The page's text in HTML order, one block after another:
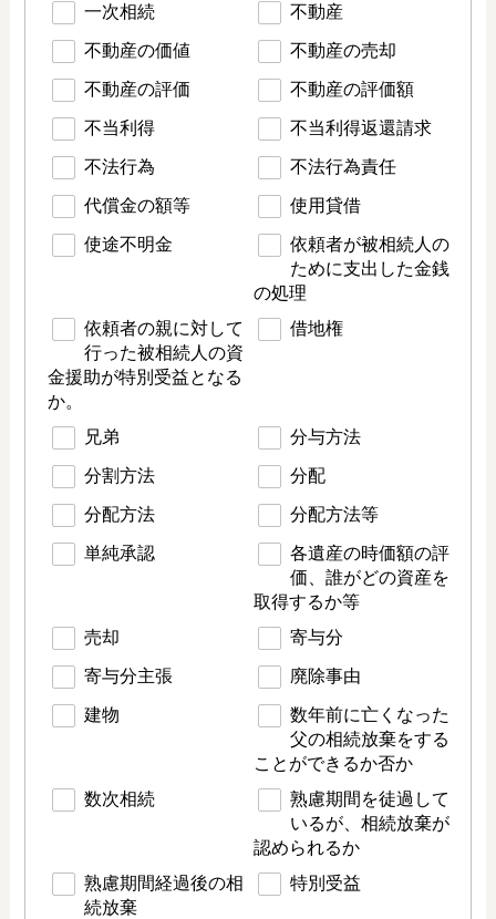
一次相続 不動産
不動産の価値 不動産の売却
不動産の評価 不動産の評価額
不当利得 不当利得返還請求
不法行為 不法行為責任
代償金の額等 使用貸借
使途不明金
依頼者が被相続人の
ために支出した金銭
の処理
依頼者の親に対して
行った被相続人の資
金援助が特別受益となる
か。
借地権
兄弟 分与方法
分割方法 分配
分配方法 分配方法等
単純承認
各遺産の時価額の評
価、誰がどの資産を
取得するか等
売却
寄与分
寄与分主張 廃除事由
建物
数年前に亡くなった
父の相続放棄をする
ことができるか否か
数次相続
熟慮期間を徒過して
いるが、相続放棄が
認められるか
熟慮期間経過後の相
続放棄
特別受益